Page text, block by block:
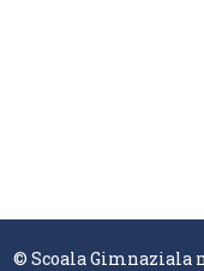
© Scoala Gimnaziala